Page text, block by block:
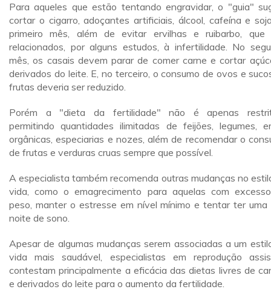
Para aqueles que estão tentando engravidar, o "guia"
cortar o cigarro, adoçantes artificiais, álcool, cafeína e
primeiro mês, além de evitar ervilhas e ruibarbo, que
relacionados, por alguns estudos, à infertilidade. No
mês, os casais devem parar de comer carne e cortar
derivados do leite. E, no terceiro, o consumo de ovos e
frutas deveria ser reduzido.
Porém a "dieta da fertilidade" não é apenas
permitindo quantidades ilimitadas de feijões, legumes,
orgânicas, especiarias e nozes, além de recomendar o
de frutas e verduras cruas sempre que possível.
A especialista também recomenda outras mudanças no
vida, como o emagrecimento para aquelas com
peso, manter o estresse em nível mínimo e tentar ter uma
noite de sono.
Apesar de algumas mudanças serem associadas a um
vida mais saudável, especialistas em reprodução
contestam principalmente a eficácia das dietas livres de
e derivados do leite para o aumento da fertilidade.